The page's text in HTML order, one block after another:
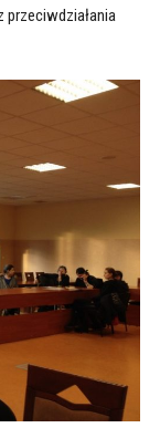
przeciwdziałania